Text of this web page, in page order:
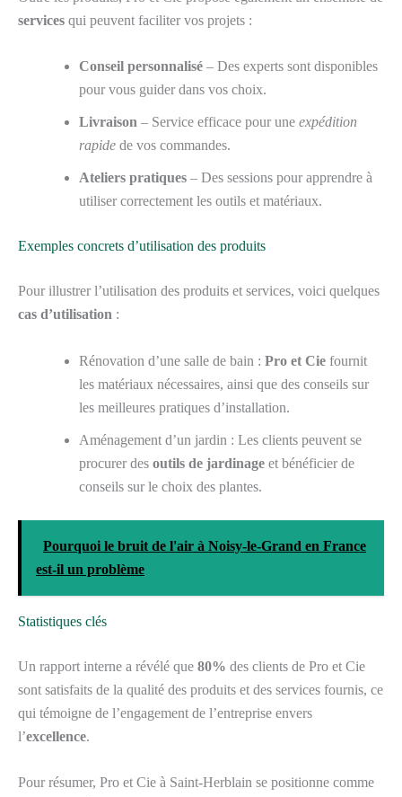
services qui peuvent faciliter vos projets :
Conseil personnalisé – Des experts sont disponibles
pour vous guider dans vos choix.
Livraison – Service efficace pour une expédition
rapide de vos commandes.
Ateliers pratiques – Des sessions pour apprendre à
utiliser correctement les outils et matériaux.
Exemples concrets d’utilisation des produits
Pour illustrer l’utilisation des produits et services, voici quelques
cas d’utilisation :
Rénovation d’une salle de bain : Pro et Cie fournit
les matériaux nécessaires, ainsi que des conseils sur
les meilleures pratiques d’installation.
Aménagement d’un jardin : Les clients peuvent se
procurer des outils de jardinage et bénéficier de
conseils sur le choix des plantes.
Pourquoi le bruit de l'air à Noisy-le-Grand en France
est-il un problème
Statistiques clés
Un rapport interne a révélé que 80% des clients de Pro et Cie
sont satisfaits de la qualité des produits et des services fournis, ce
qui témoigne de l’engagement de l’entreprise envers
l’excellence.
Pour résumer, Pro et Cie à Saint-Herblain se positionne comme